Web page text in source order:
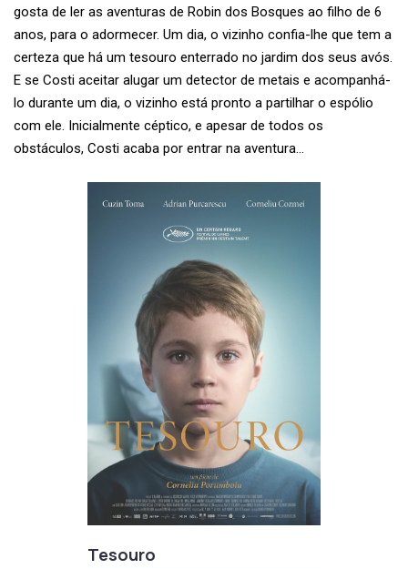
Tesouro
gosta de ler as aventuras de Robin dos Bosques ao filho de 6
anos, para o adormecer. Um dia, o vizinho confia-lhe que tem a
certeza que há um tesouro enterrado no jardim dos seus avós.
E se Costi aceitar alugar um detector de metais e acompanhá-
lo durante um dia, o vizinho está pronto a partilhar o espólio
com ele. Inicialmente céptico, e apesar de todos os
obstáculos, Costi acaba por entrar na aventura…